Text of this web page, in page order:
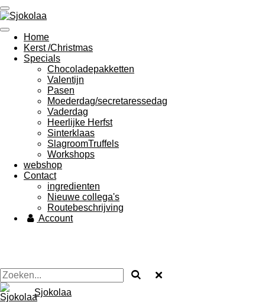
Ga
direct
naar
de
hoofdinhoud
Home
Kerst /Christmas
Specials
Chocoladepakketten
Valentijn
Pasen
Moederdag/secretaressedag
Vaderdag
Heerlijke Herfst
Sinterklaas
SlagroomTruffels
Workshops
webshop
Contact
ingredienten
Nieuwe collega's
Routebeschrijving
Account
Sjokolaa